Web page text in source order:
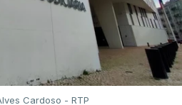
Cardoso - RTP